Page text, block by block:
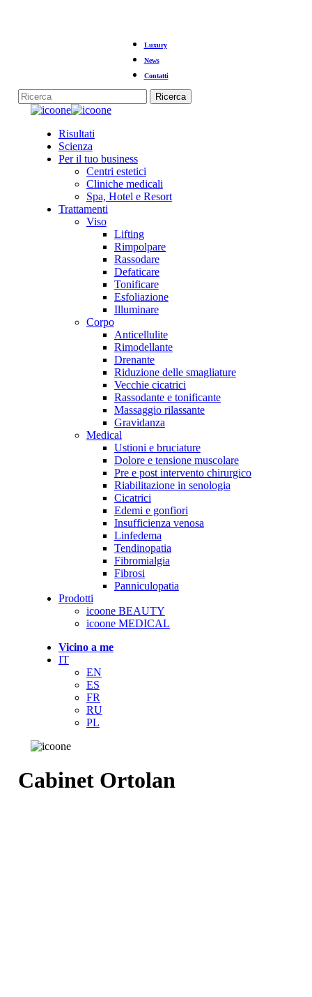
Luxury
News
Contatti
Ricerca
Chiudi
Menu
Risultati
Scienza
Per il tuo business
Centri estetici
Cliniche medicali
Spa, Hotel e Resort
Trattamenti
Viso
Lifting
Rimpolpare
Rassodare
Defaticare
Tonificare
Esfoliazione
Illuminare
Corpo
Anticellulite
Rimodellante
Drenante
Riduzione delle smagliature
Vecchie cicatrici
Rassodante e tonificante
Massaggio rilassante
Gravidanza
Medical
Ustioni e bruciature
Dolore e tensione muscolare
Pre e post intervento chirurgico
Riabilitazione in senologia
Cicatrici
Edemi e gonfiori
Insufficienza venosa
Linfedema
Tendinopatia
Fibromialgia
Fibrosi
Panniculopatia
Prodotti
icoone BEAUTY
icoone MEDICAL
Vicino a me
IT
EN
ES
FR
RU
PL
Cabinet Ortolan